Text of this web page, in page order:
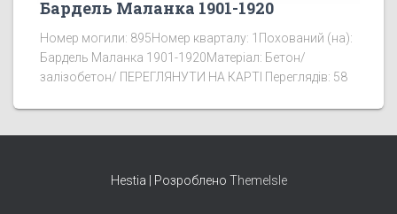
Бардель Маланка 1901-1920
Номер могили: 895Номер кварталу: 1Похований (на):
Бардель Маланка 1901-1920Матеріал: Бетон/
залізобетон/ ПЕРЕГЛЯНУТИ НА КАРТІ Переглядів: 58
Hestia | Розроблено ThemeIsle